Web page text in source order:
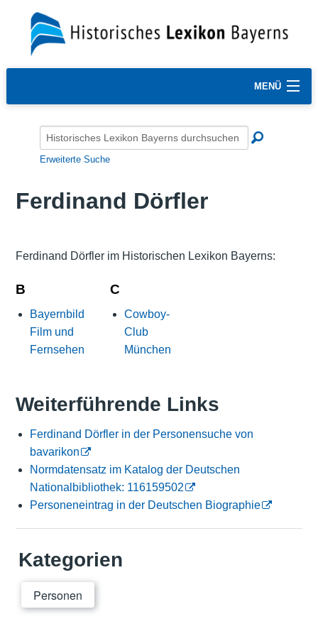
MENÜ
Erweiterte Suche
Ferdinand Dörfler
Ferdinand Dörfler im Historischen Lexikon Bayerns:
B
Bayernbild
Film und
Fernsehen
C
Cowboy-
Club
München
Weiterführende Links
Ferdinand Dörfler in der Personensuche von
bavarikon
Normdatensatz im Katalog der Deutschen
Nationalbibliothek: 116159502
Personeneintrag in der Deutschen Biographie
Kategorien
Personen